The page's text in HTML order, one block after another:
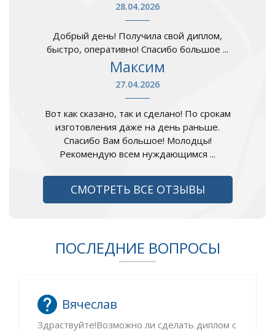
28.04.2026
Добрый день! Получила свой диплом,
быстро, оперативно! Спасибо большое ...
Максим
27.04.2026
Вот как сказано, так и сделано! По срокам
изготовления даже на день раньше.
Спасибо Вам большое! Молодцы!
Рекомендую всем нуждающимся ...
СМОТРЕТЬ ВСЕ ОТЗЫВЫ
ПОСЛЕДНИЕ ВОПРОСЫ
Вячеслав
Здраствуйте!Возможно ли сделать диплом с